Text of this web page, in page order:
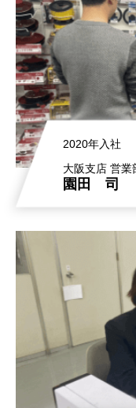
2020年入社
大阪支店 営業
園田 司